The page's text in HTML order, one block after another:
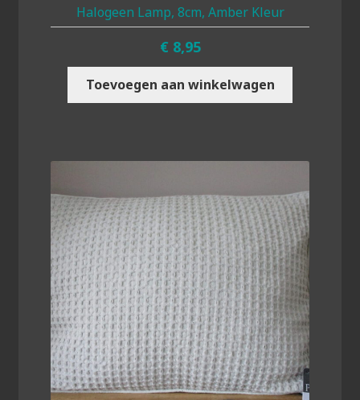
Halogeen Lamp, 8cm, Amber Kleur
€ 8,95
Toevoegen aan winkelwagen